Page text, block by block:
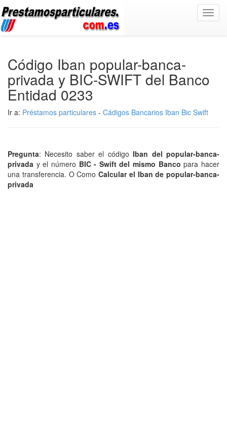
Código Iban popular-banca-
privada y BIC-SWIFT del Banco
Entidad 0233
Ir a: Préstamos particulares - Cádigos Bancarios Iban Bic Swift
Pregunta: Necesito saber el códigoIban del popular-banca-
privada y el número BIC - Swift del mismo Banco para hacer
una transferencia. O Como Calcular el Iban de popular-banca-
privada